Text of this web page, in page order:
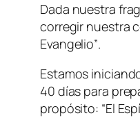
Dada nuestra
corregir nuestra
Evangelio”.
Estamos
40 días para
propósito: “El